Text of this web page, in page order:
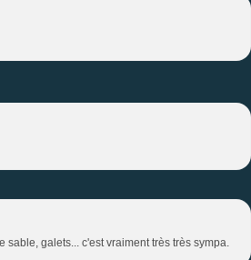
galets... c'est vraiment très très sympa.